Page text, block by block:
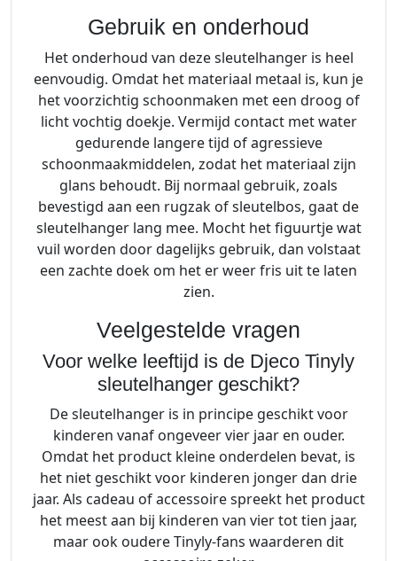
Gebruik en onderhoud
Het onderhoud van deze sleutelhanger is heel
eenvoudig. Omdat het materiaal metaal is, kun je
het voorzichtig schoonmaken met een droog of
licht vochtig doekje. Vermijd contact met water
gedurende langere tijd of agressieve
schoonmaakmiddelen, zodat het materiaal zijn
glans behoudt. Bij normaal gebruik, zoals
bevestigd aan een rugzak of sleutelbos, gaat de
sleutelhanger lang mee. Mocht het figuurtje wat
vuil worden door dagelijks gebruik, dan volstaat
een zachte doek om het er weer fris uit te laten
zien.
Veelgestelde vragen
Voor welke leeftijd is de Djeco Tinyly
sleutelhanger geschikt?
De sleutelhanger is in principe geschikt voor
kinderen vanaf ongeveer vier jaar en ouder.
Omdat het product kleine onderdelen bevat, is
het niet geschikt voor kinderen jonger dan drie
jaar. Als cadeau of accessoire spreekt het product
het meest aan bij kinderen van vier tot tien jaar,
maar ook oudere Tinyly-fans waarderen dit